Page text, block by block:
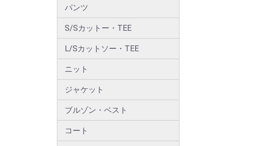
パンツ
S/Sカットー・TEE
L/Sカットソー・TEE
ニット
ジャケット
ブルゾン・ベスト
コート